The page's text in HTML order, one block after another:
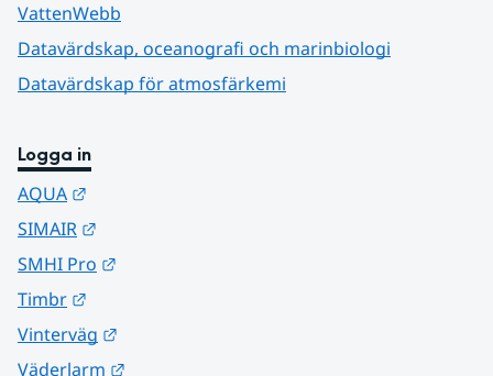
VattenWebb
Datavärdskap, oceanografi och marinbiologi
Datavärdskap för atmosfärkemi
Logga in
AQUA
SIMAIR
SMHI Pro
Timbr
Vinterväg
Väderlarm